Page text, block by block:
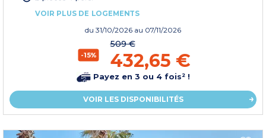
VOIR PLUS DE LOGEMENTS
du 31/10/2026 au 07/11/2026
-15%
509 €
432,65 €
Payez en 3 ou 4 fois² !
VOIR LES DISPONIBILITÉS